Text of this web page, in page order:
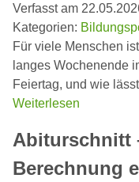
Verfasst am
Kategorien:
Für viele Menschen
langes Wochenende
Feiertag, und wie
Weiterlesen
Abiturschnitt
Berechnung